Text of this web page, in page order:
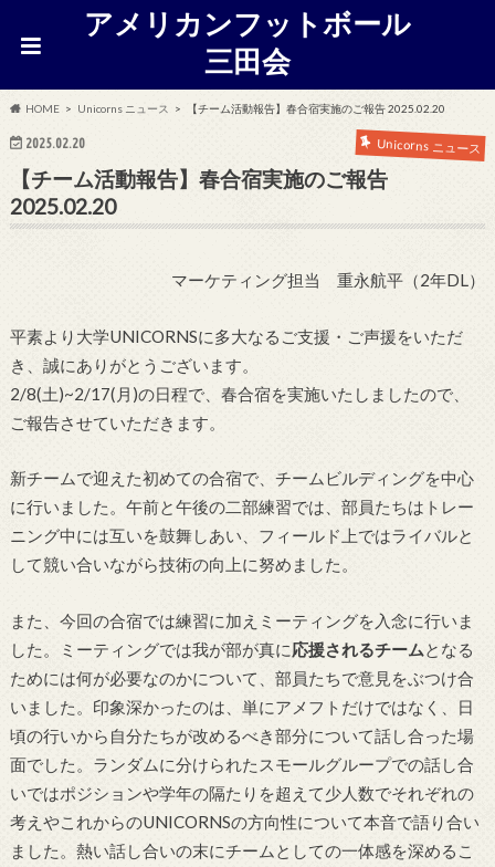
アメリカンフットボール
三田会
HOME Unicorns ニュース 【チーム活動報告】春合宿実施のご報告 2025.02.20
2025.02.20 Unicorns ニュース
【チーム活動報告】春合宿実施のご報告
2025.02.20
マーケティング担当 重永航平（2年DL）
平素より大学UNICORNSに多大なるご支援・ご声援をいただ
き、誠にありがとうございます。
2/8(土)~2/17(月)の日程で、春合宿を実施いたしましたので、
ご報告させていただきます。
新チームで迎えた初めての合宿で、チームビルディングを中心
に行いました。午前と午後の二部練習では、部員たちはトレー
ニング中には互いを鼓舞しあい、フィールド上ではライバルと
して競い合いながら技術の向上に努めました。
また、今回の合宿では練習に加えミーティングを入念に行いま
した。ミーティングでは我が部が真に応援されるチームとなる
ためには何が必要なのかについて、部員たちで意見をぶつけ合
いました。印象深かったのは、単にアメフトだけではなく、日
頃の行いから自分たちが改めるべき部分について話し合った場
面でした。ランダムに分けられたスモールグループでの話し合
いではポジションや学年の隔たりを超えて少人数でそれぞれの
考えやこれからのUNICORNSの方向性について本音で語り合い
ました。熱い話し合いの末にチームとしての一体感を深めるこ